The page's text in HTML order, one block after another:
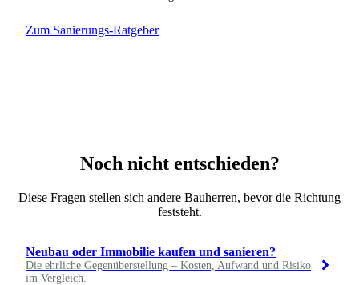
Zum Sanierungs-Ratgeber
Noch nicht entschieden?
Diese Fragen stellen sich andere Bauherren, bevor die Richtung
feststeht.
Neubau oder Immobilie kaufen und sanieren?
Die ehrliche Gegenüberstellung – Kosten, Aufwand und Risiko
im Vergleich.